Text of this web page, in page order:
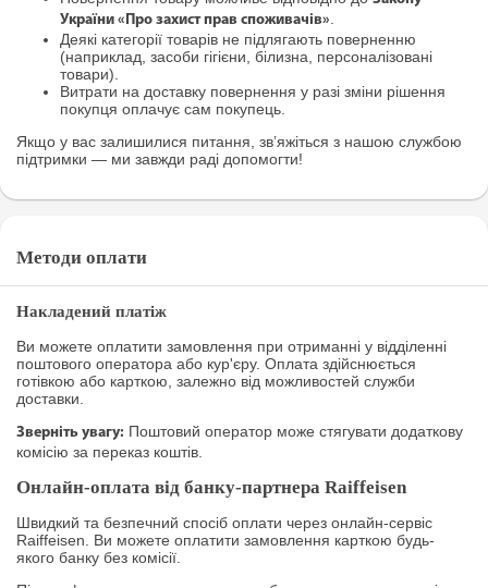
України «Про захист прав споживачів».
Деякі категорії товарів не підлягають поверненню
(наприклад, засоби гігієни, білизна, персоналізовані
товари).
Витрати на доставку повернення у разі зміни рішення
покупця оплачує сам покупець.
Якщо у вас залишилися питання, зв’яжіться з нашою службою
підтримки — ми завжди раді допомогти!
Методи оплати
Накладений платіж
Ви можете оплатити замовлення при отриманні у відділенні
поштового оператора або кур'єру. Оплата здійснюється
готівкою або карткою, залежно від можливостей служби
доставки.
Зверніть увагу: Поштовий оператор може стягувати додаткову
комісію за переказ коштів.
Онлайн-оплата від банку-партнера Raiffeisen
Швидкий та безпечний спосіб оплати через онлайн-сервіс
Raiffeisen. Ви можете оплатити замовлення карткою будь-
якого банку без комісії.